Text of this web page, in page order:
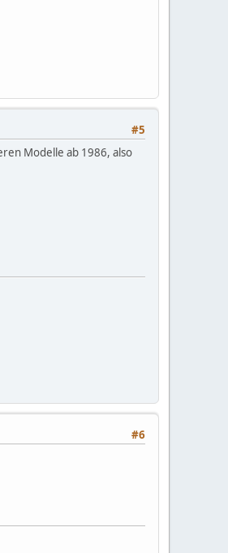
#5
Modelle ab 1986, also
#6